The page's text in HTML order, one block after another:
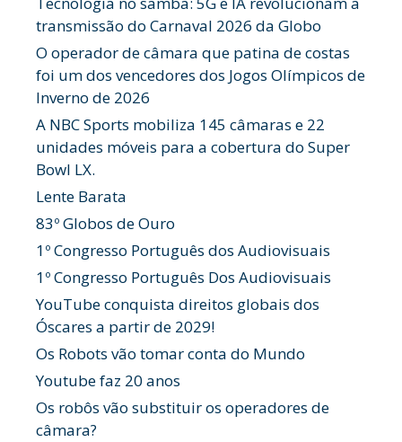
transmissão do Carnaval 2026 da Globo
O operador de câmara que patina de costas
foi um dos vencedores dos Jogos Olímpicos de
Inverno de 2026
A NBC Sports mobiliza 145 câmaras e 22
unidades móveis para a cobertura do Super
Bowl LX.
Lente Barata
83º Globos de Ouro
1º Congresso Português dos Audiovisuais
1º Congresso Português Dos Audiovisuais
YouTube conquista direitos globais dos
Óscares a partir de 2029!
Os Robots vão tomar conta do Mundo
Youtube faz 20 anos
Os robôs vão substituir os operadores de
câmara?